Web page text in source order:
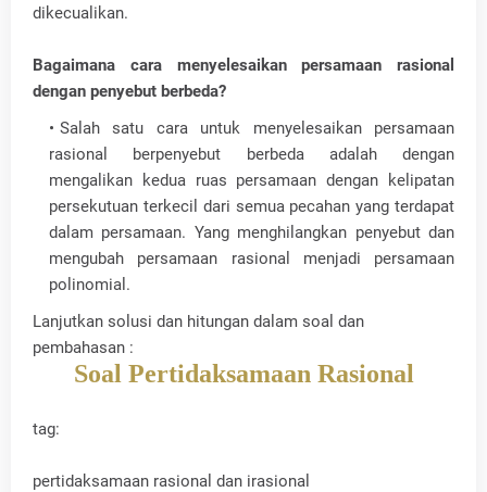
dikecualikan.
Bagaimana cara menyelesaikan persamaan rasional
dengan penyebut berbeda?
Salah satu cara untuk menyelesaikan persamaan
rasional berpenyebut berbeda adalah dengan
mengalikan kedua ruas persamaan dengan kelipatan
persekutuan terkecil dari semua pecahan yang terdapat
dalam persamaan. Yang menghilangkan penyebut dan
mengubah persamaan rasional menjadi persamaan
polinomial.
Lanjutkan solusi dan hitungan dalam soal dan
pembahasan :
Soal Pertidaksamaan Rasional
tag:
pertidaksamaan rasional dan irasional